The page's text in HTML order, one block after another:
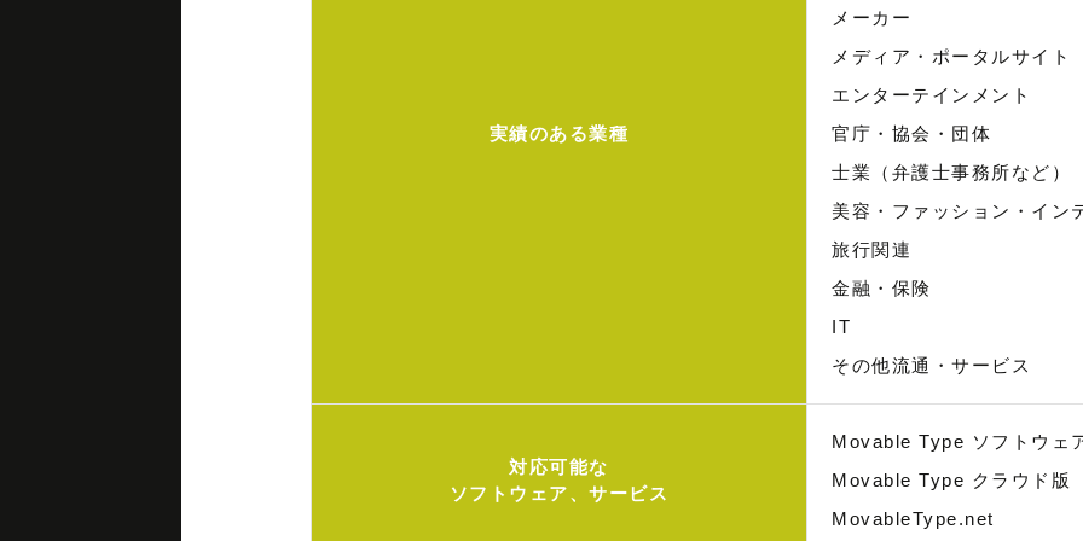
実績のある業種
メーカー
メディア・ポータルサイト
エンターテインメント
官庁・協会・団体
士業（弁護士事務所など）
美容・ファッション・イン
旅行関連
金融・保険
IT
その他流通・サービス
対応可能な
ソフトウェア、サービス
Movable Type ソフトウェ
Movable Type クラウド版
MovableType.net